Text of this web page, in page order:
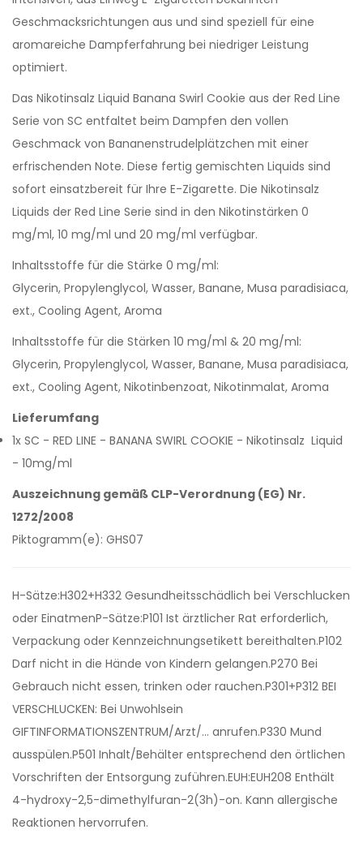
Geschmacksrichtungen aus und sind speziell für eine
aromareiche Dampferfahrung bei niedriger Leistung
optimiert.
Das Nikotinsalz Liquid Banana Swirl Cookie aus der Red Line
Serie von SC entfaltet beim Dampfen den vollen
Geschmack von Bananenstrudelplätzchen mit einer
erfrischenden Note. Diese fertig gemischten Liquids sind
sofort einsatzbereit für Ihre E-Zigarette. Die Nikotinsalz
Liquids der Red Line Serie sind in den Nikotinstärken 0
mg/ml, 10 mg/ml und 20 mg/ml verfügbar.
Inhaltsstoffe für die Stärke 0 mg/ml:
Glycerin, Propylenglycol, Wasser, Banane, Musa paradisiaca,
ext., Cooling Agent, Aroma
Inhaltsstoffe für die Stärken 10 mg/ml & 20 mg/ml:
Glycerin, Propylenglycol, Wasser, Banane, Musa paradisiaca,
ext., Cooling Agent, Nikotinbenzoat, Nikotinmalat, Aroma
Lieferumfang
1x SC - RED LINE - BANANA SWIRL COOKIE - Nikotinsalz Liquid
- 10mg/ml
Auszeichnung gemäß CLP-Verordnung (EG) Nr.
1272/2008
Piktogramm(e): GHS07
H-Sätze:H302+H332 Gesundheitsschädlich bei Verschlucken
oder EinatmenP-Sätze:P101 Ist ärztlicher Rat erforderlich,
Verpackung oder Kennzeichnungsetikett bereithalten.P102
Darf nicht in die Hände von Kindern gelangen.P270 Bei
Gebrauch nicht essen, trinken oder rauchen.P301+P312 BEI
VERSCHLUCKEN: Bei Unwohlsein
GIFTINFORMATIONSZENTRUM/Arzt/… anrufen.P330 Mund
ausspülen.P501 Inhalt/Behälter entsprechend den örtlichen
Vorschriften der Entsorgung zuführen.EUH:EUH208 Enthält
4-hydroxy-2,5-dimethylfuran-2(3h)-on. Kann allergische
Reaktionen hervorrufen.